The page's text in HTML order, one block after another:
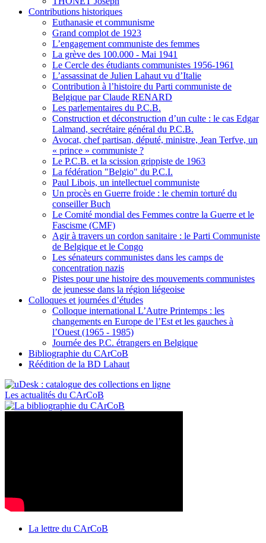
Contributions historiques
Euthanasie et communisme
Grand complot de 1923
L’engagement communiste des femmes
La grève des 100.000 - Mai 1941
Le Cercle des étudiants communistes 1956-1961
L’assassinat de Julien Lahaut vu d’Italie
Contribution à l’histoire du Parti communiste de
Belgique par Claude RENARD
Les parlementaires du P.C.B.
Construction et déconstruction d’un culte : le cas Edgar
Lalmand, secrétaire général du P.C.B.
Avocat, chef partisan, député, ministre, Jean Terfve, un
« prince » communiste ?
Le P.C.B. et la scission grippiste de 1963
La fédération "Belgio" du P.C.I.
Paul Libois, un intellectuel communiste
Un procès en Guerre froide : le chemin torturé du
conseiller Buch
Le Comité mondial des Femmes contre la Guerre et le
Fascisme (CMF)
Agir à travers un cordon sanitaire : le Parti Communiste
de Belgique et le Congo
Les sénateurs communistes dans les camps de
concentration nazis
Pistes pour une histoire des mouvements communistes
de jeunesse dans la région liégeoise
Colloques et journées d’études
Colloque international L’Autre Printemps : les
changements en Europe de l’Est et les gauches à
l’Ouest (1965 - 1985)
Journée des P.C. étrangers en Belgique
Bibliographie du CArCoB
Réédition de la BD Lahaut
Les actualités du CArCoB
La lettre du CArCoB